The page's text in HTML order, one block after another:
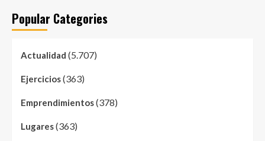
Popular Categories
Actualidad (5.707)
Ejercicios(363)
Emprendimientos(378)
Lugares(363)